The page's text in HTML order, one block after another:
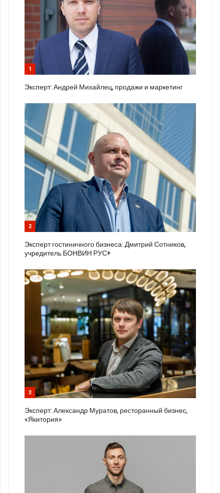
1
Эксперт: Андрей Михайлец, продажи и маркетинг
2
Эксперт гостиничного бизнеса: Дмитрий Сотников,
учредитель БОНВИН РУС+
3
Эксперт: Александр Муратов, ресторанный бизнес,
«Якитория»